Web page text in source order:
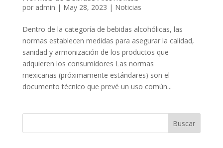
por admin | May 28, 2023 | Noticias
Dentro de la categoría de bebidas alcohólicas, las
normas establecen medidas para asegurar la calidad,
sanidad y armonización de los productos que
adquieren los consumidores Las normas
mexicanas (próximamente estándares) son el
documento técnico que prevé un uso común...
Buscar